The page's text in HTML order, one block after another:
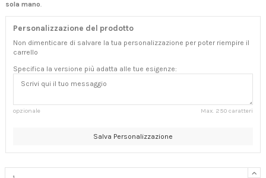
sola mano.
Personalizzazione del prodotto
Non dimenticare di salvare la tua personalizzazione per poter riempire il
carrello
Specifica la versione più adatta alle tue esigenze:
opzionale Max. 250 caratteri
Salva Personalizzazione